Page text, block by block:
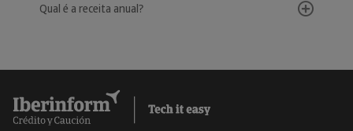
Qual é a receita anual?